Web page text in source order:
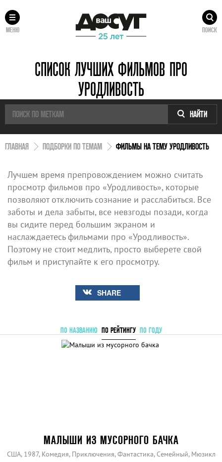
МЕНЮ ПОИСК
СПИСОК ЛУЧШИХ ФИЛЬМОВ ПРО
УРОДЛИВОСТЬ
НАЙТИ
ГЛАВНАЯ ПОДБОРКИ ПО ТЕМАМ ФИЛЬМЫ НА ТЕМУ УРОДЛИВОСТЬ
Лучшем время препровождением можно считать
просмотр фильмов про «Уродливость», которые
позволяют отключить сознание и расслабиться. Все
заботы и дела забыты, все невзгоды позади, когда
вы сидите перед большим экраном и
наслаждаетесь фильмами про «Уродливость».
Поэтому не стоит медлить, просто выберете свой
фильм и приступайте к его просмотру.
SHARE
ПО НАЗВАНИЮ ПО РЕЙТИНГУ ПО ГОДУ
МАЛЫШИ ИЗ МУСОРНОГО БАЧКА
США, 1987, Комедия, Приключения, Фантастика, Семейный, Мюзикл